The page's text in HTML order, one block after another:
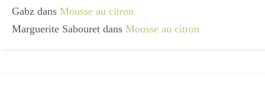
Gabz dans Mousse au citron
Marguerite Sabouret dans Mousse au citron